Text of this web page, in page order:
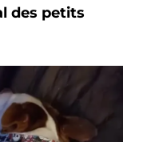
des petits